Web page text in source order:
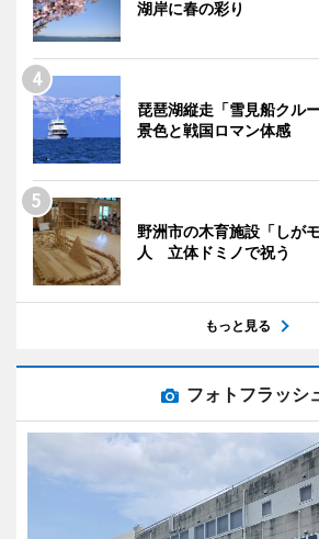
湖岸に春の彩り
琵琶湖縦走「雪見船クル
景色と戦国ロマン体感
野洲市の木育施設「しが
人 立体ドミノで祝う
もっと見る
フォトフラッシ